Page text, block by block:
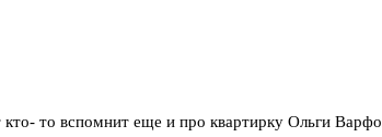
то вспомнит еще и про квартирку Ольги